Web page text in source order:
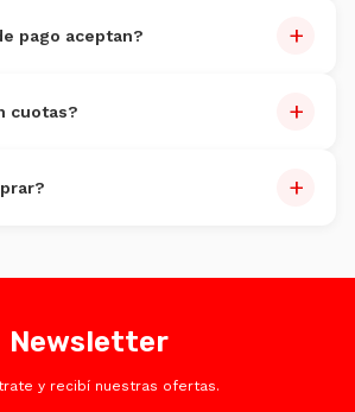
pago aceptan? +
en sucursales.
cuotas? +
+
Newsletter
y recibí nuestras ofertas.